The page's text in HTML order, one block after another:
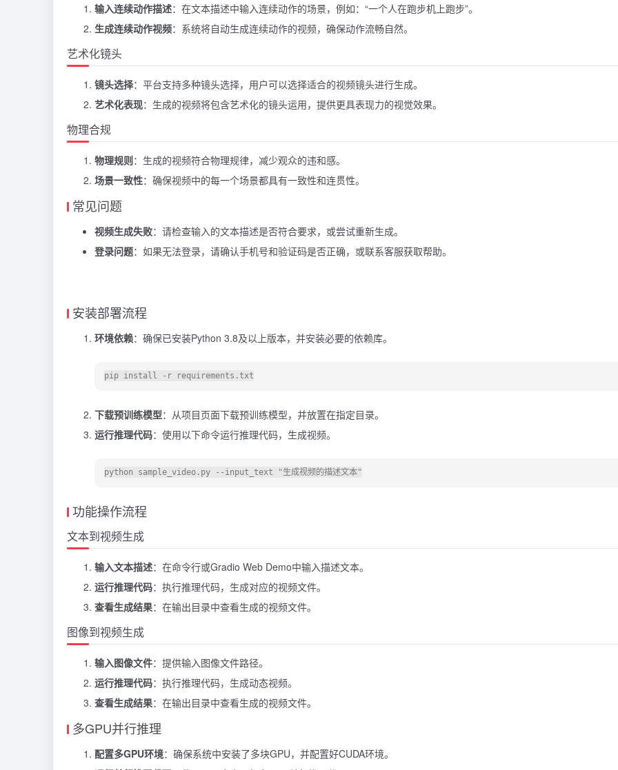
输入连续动作描述：在文本描述中输入连续动作的场景，例如：“一个人在跑步机上跑步”。
生成连续动作视频：系统将自动生成连续动作的视频，确保动作流畅自然。
艺术化镜头
镜头选择：平台支持多种镜头选择，用户可以选择适合的视频镜头进行生成。
艺术化表现：生成的视频将包含艺术化的镜头运用，提供更具表现力的视觉效果。
物理合规
物理规则：生成的视频符合物理规律，减少观众的违和感。
场景一致性：确保视频中的每一个场景都具有一致性和连贯性。
常见问题
视频生成失败：请检查输入的文本描述是否符合要求，或尝试重新生成。
登录问题：如果无法登录，请确认手机号和验证码是否正确，或联系客服获取帮助。
安装部署流程
环境依赖：确保已安装Python 3.8及以上版本，并安装必要的依赖库。
下载预训练模型：从项目页面下载预训练模型，并放置在指定目录。
运行推理代码：使用以下命令运行推理代码，生成视频。
功能操作流程
文本到视频生成
输入文本描述：在命令行或Gradio Web Demo中输入描述文本。
运行推理代码：执行推理代码，生成对应的视频文件。
查看生成结果：在输出目录中查看生成的视频文件。
图像到视频生成
输入图像文件：提供输入图像文件路径。
运行推理代码：执行推理代码，生成动态视频。
查看生成结果：在输出目录中查看生成的视频文件。
多GPU并行推理
配置多GPU环境：确保系统中安装了多块GPU，并配置好CUDA环境。